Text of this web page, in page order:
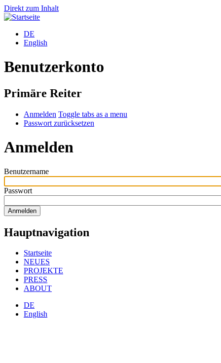
Direkt zum Inhalt
DE
English
Benutzerkonto
Primäre Reiter
Anmelden Toggle tabs as a menu
Passwort zurücksetzen
Anmelden
Benutzername
Passwort
Hauptnavigation
Startseite
NEUES
PROJEKTE
PRESS
ABOUT
DE
English